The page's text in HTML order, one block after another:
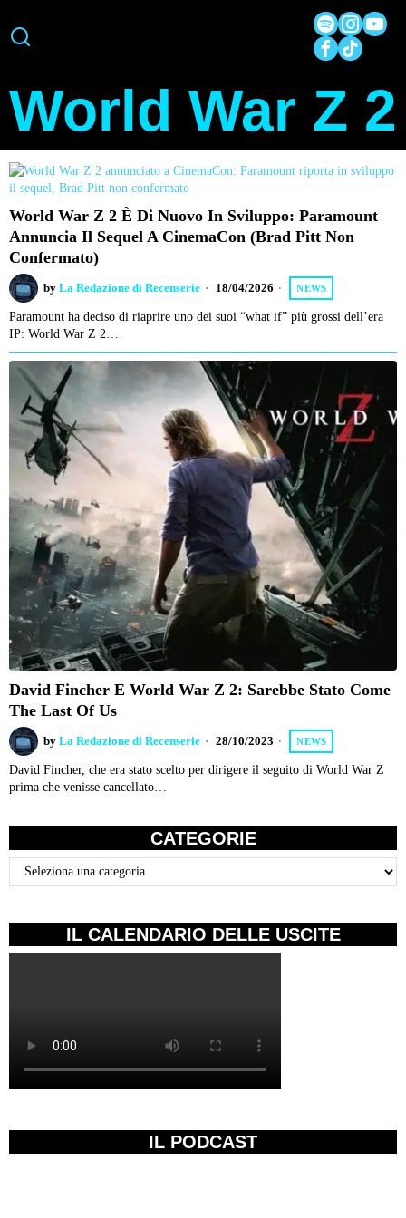
World War Z 2
World War Z 2 È Di Nuovo In Sviluppo: Paramount
Annuncia Il Sequel A CinemaCon (Brad Pitt Non
Confermato)
by La Redazione di Recenserie 18/04/2026 NEWS
Paramount ha deciso di riaprire uno dei suoi “what if” più grossi dell’era
IP: World War Z 2…
David Fincher E World War Z 2: Sarebbe Stato Come
The Last Of Us
by La Redazione di Recenserie 28/10/2023 NEWS
David Fincher, che era stato scelto per dirigere il seguito di World War Z
prima che venisse cancellato…
CATEGORIE
Categorie
IL CALENDARIO DELLE USCITE
IL PODCAST